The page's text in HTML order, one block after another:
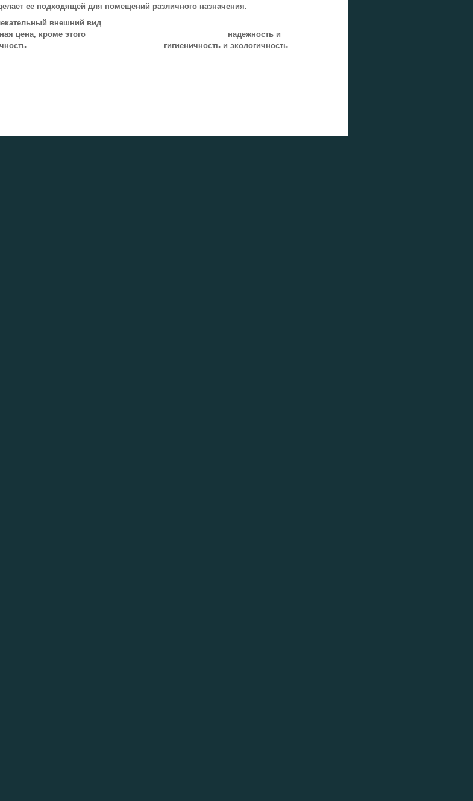
ее подходящей для помещений различного назначения.
внешний вид
цена, кроме этого
надежность и
гигиеничность и экологичность